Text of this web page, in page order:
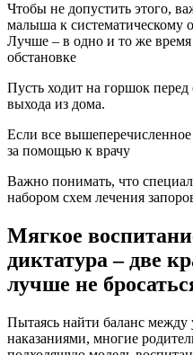
Чтобы не допустить этого,
малыша к
Лучше – в одно и то же
обстановке
Пусть ходит на горшок перед
выхода из дома.
Если все
за помощью к врачу
Важно понимать, что
набором схем лечения
Мягкое
диктатура – две
лучше не
Пытаясь найти баланс
наказаниями, многие